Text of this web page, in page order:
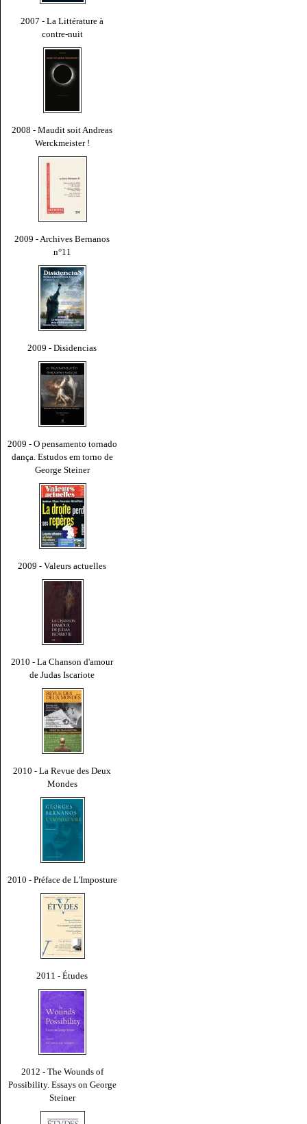
2007 - La Littérature à
contre-nuit
2008 - Maudit soit Andreas
Werckmeister !
2009 - Archives Bernanos
n°11
2009 - Disidencias
2009 - O pensamento tornado
dança. Estudos em torno de
George Steiner
2009 - Valeurs actuelles
2010 - La Chanson d'amour
de Judas Iscariote
2010 - La Revue des Deux
Mondes
2010 - Préface de L'Imposture
2011 - Études
2012 - The Wounds of
Possibility. Essays on George
Steiner